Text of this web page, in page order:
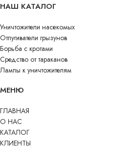
НАШ КАТАЛОГ
Уничтожители насекомых
Отпугиватели грызунов
Борьба с кротами
Средство от тараканов
Лампы к уничтожителям
МЕНЮ
ГЛАВНАЯ
О НАС
КАТАЛОГ
КЛИЕНТЫ